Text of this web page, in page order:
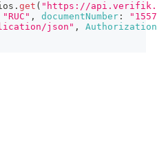
. get ( "https://
"RUC" , documentNumber :
json" ,
Authorization